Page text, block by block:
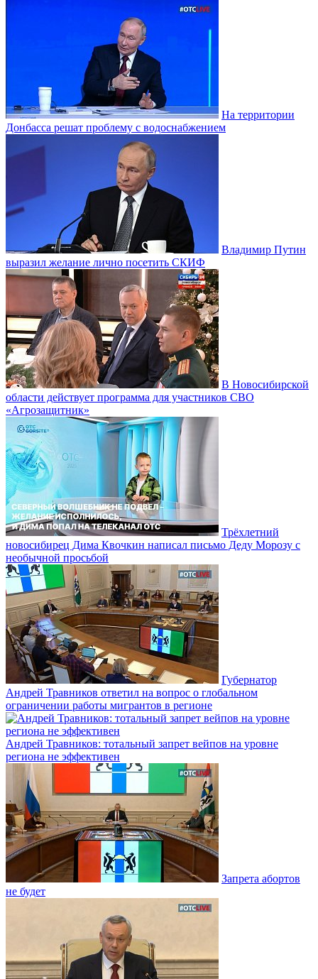
На территории
Донбасса решат проблему с водоснабжением
Владимир Путин
выразил желание лично посетить СКИФ
В Новосибирской
области действует программа для участников СВО
«Агрозащитник»
Трёхлетний
новосибирец Дима Квочкин написал письмо Деду Морозу с
необычной просьбой
Губернатор
Андрей Травников ответил на вопрос о глобальном
ограничении работы мигрантов в регионе
Андрей Травников: тотальный запрет вейпов на уровне
региона не эффективен
Запрета абортов
не будет